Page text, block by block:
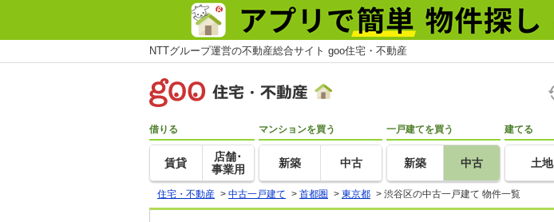
NTTグループ運営の不動産総合サイト goo住宅・不動産
借りる
賃貸
店舗･
事業用
マンションを買う
新築 中古
一戸建てを買う
新築 中古
建てる
土地
住宅・不動産 > 中古一戸建て > 首都圏 > 東京都 > 渋谷区の中古一戸建て 物件一覧